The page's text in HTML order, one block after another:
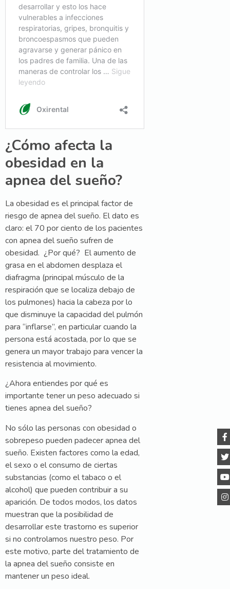
¿Cómo afecta la
obesidad en la
apnea del sueño?
La obesidad es el principal factor de
riesgo de apnea del sueño. El dato es
claro: el 70 por ciento de los pacientes
con apnea del sueño sufren de
obesidad. ¿Por qué? El aumento de
grasa en el abdomen desplaza el
diafragma (principal músculo de la
respiración que se localiza debajo de
los pulmones) hacia la cabeza por lo
que disminuye la capacidad del pulmón
para “inflarse”, en particular cuando la
persona está acostada, por lo que se
genera un mayor trabajo para vencer la
resistencia al movimiento.
¿Ahora entiendes por qué es
importante tener un peso adecuado si
tienes apnea del sueño?
No sólo las personas con obesidad o
sobrepeso pueden padecer apnea del
sueño. Existen factores como la edad,
el sexo o el consumo de ciertas
substancias (como el tabaco o el
alcohol) que pueden contribuir a su
aparición. De todos modos, los datos
muestran que la posibilidad de
desarrollar este trastorno es superior
si no controlamos nuestro peso. Por
este motivo, parte del tratamiento de
la apnea del sueño consiste en
mantener un peso ideal.